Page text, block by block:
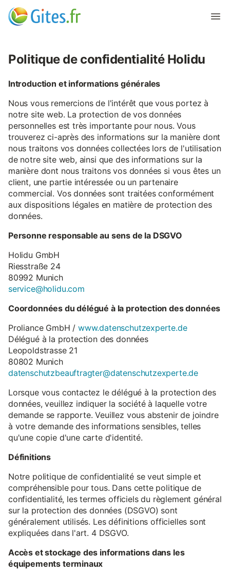
Politique de confidentialité Holidu
Introduction et informations générales
Nous vous remercions de l'intérêt que vous portez à
notre site web. La protection de vos données
personnelles est très importante pour nous. Vous
trouverez ci-après des informations sur la manière dont
nous traitons vos données collectées lors de l'utilisation
de notre site web, ainsi que des informations sur la
manière dont nous traitons vos données si vous êtes un
client, une partie intéressée ou un partenaire
commercial. Vos données sont traitées conformément
aux dispositions légales en matière de protection des
données.
Personne responsable au sens de la DSGVO
Holidu GmbH
Riesstraße 24
80992 Munich
service@holidu.com
Coordonnées du délégué à la protection des données
Proliance GmbH /www.datenschutzexperte.de
Délégué à la protection des données
Leopoldstrasse 21
80802 Munich
datenschutzbeauftragter@datenschutzexperte.de
Lorsque vous contactez le délégué à la protection des
données, veuillez indiquer la société à laquelle votre
demande se rapporte. Veuillez vous abstenir de joindre
à votre demande des informations sensibles, telles
qu'une copie d'une carte d'identité.
Définitions
Notre politique de confidentialité se veut simple et
compréhensible pour tous. Dans cette politique de
confidentialité, les termes officiels du règlement général
sur la protection des données (DSGVO) sont
généralement utilisés. Les définitions officielles sont
expliquées dans l'art. 4 DSGVO.
Accès et stockage des informations dans les
équipements terminaux